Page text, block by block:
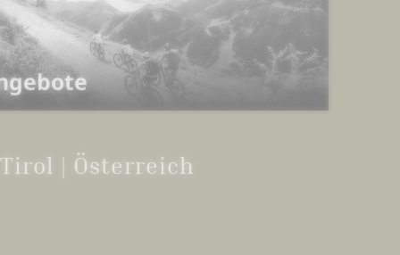
Tirol | Österreich